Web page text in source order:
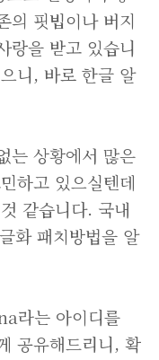
의 핏빕이나 버지
랑을 받고 있습니
니, 바로 한글 알
는 상황에서 많은
하고 있으실텐데
같습니다. 국내
화 패치방법을 알
라는 아이디를
공유해드리니, 확